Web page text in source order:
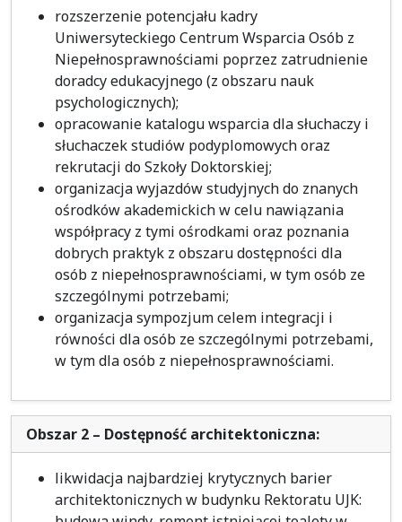
rozszerzenie potencjału kadry
Uniwersyteckiego Centrum Wsparcia Osób z
Niepełnosprawnościami poprzez zatrudnienie
doradcy edukacyjnego (z obszaru nauk
psychologicznych);
opracowanie katalogu wsparcia dla słuchaczy i
słuchaczek studiów podyplomowych oraz
rekrutacji do Szkoły Doktorskiej;
organizacja wyjazdów studyjnych do znanych
ośrodków akademickich w celu nawiązania
współpracy z tymi ośrodkami oraz poznania
dobrych praktyk z obszaru dostępności dla
osób z niepełnosprawnościami, w tym osób ze
szczególnymi potrzebami;
organizacja sympozjum celem integracji i
równości dla osób ze szczególnymi potrzebami,
w tym dla osób z niepełnosprawnościami.
Obszar 2 – Dostępność architektoniczna:
likwidacja najbardziej krytycznych barier
architektonicznych w budynku Rektoratu UJK: